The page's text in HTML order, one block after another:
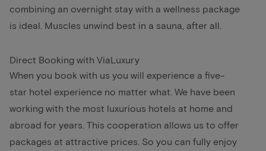
combining an overnight stay with a wellness package
is ideal. Muscles unwind best in a sauna, after all.
Direct Booking with ViaLuxury
When you book with us you will experience a five-
star hotel experience no matter what. We have been
working with the most luxurious hotels at home and
abroad for years. This cooperation allows us to offer
packages at attractive prices. So you can fully enjoy